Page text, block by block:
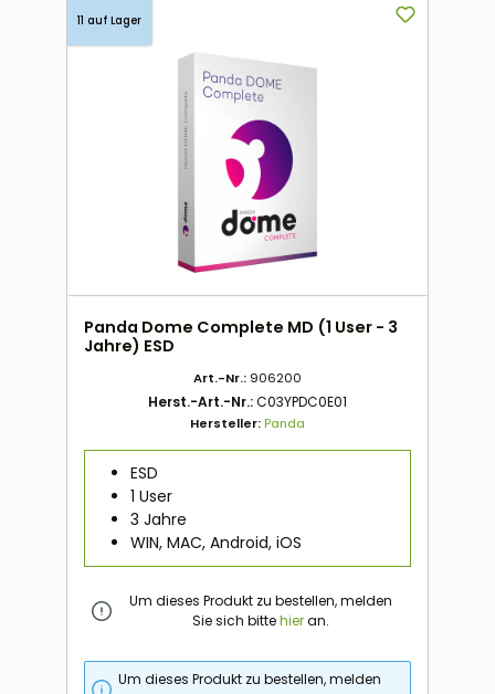
11 auf Lager
Panda Dome Complete MD (1 User - 3
Jahre) ESD
Art.-Nr.: 906200
Herst.-Art.-Nr.:C03YPDC0E01
Hersteller:Panda
ESD
1 User
3 Jahre
WIN, MAC, Android, iOS
Um dieses Produkt zu bestellen, melden
Sie sich bittehieran.
Um dieses Produkt zu bestellen, melden